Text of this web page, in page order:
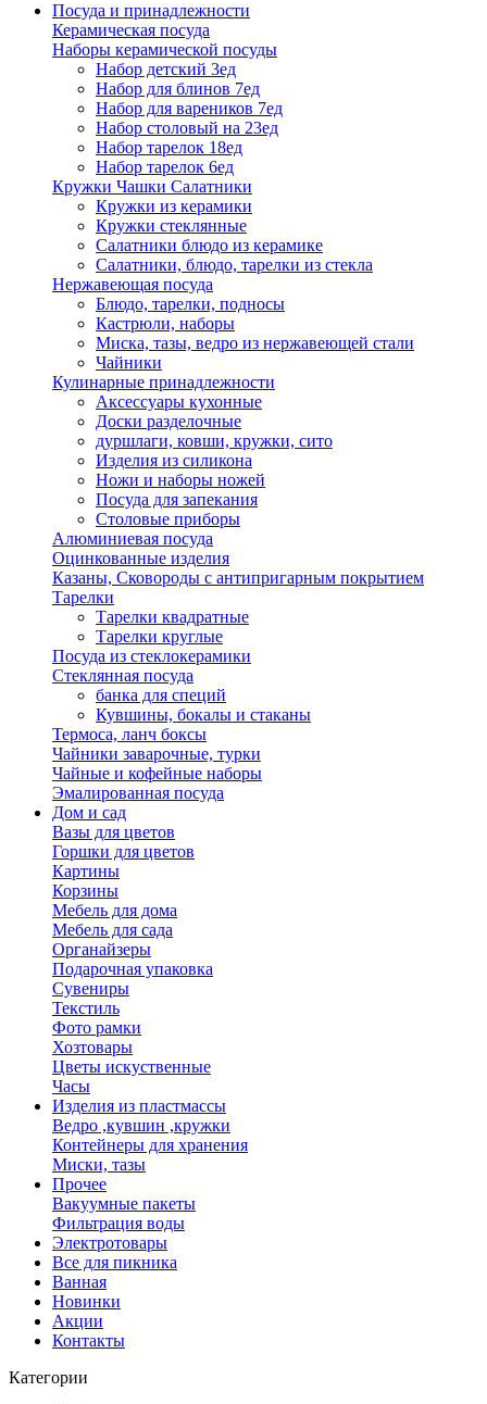
Посуда и принадлежности
Керамическая посуда
Наборы керамической посуды
Набор детский 3ед
Набор для блинов 7ед
Набор для вареников 7ед
Набор столовый на 23ед
Набор тарелок 18ед
Набор тарелок 6ед
Кружки Чашки Салатники
Кружки из керамики
Кружки стеклянные
Салатники блюдо из керамике
Салатники, блюдо, тарелки из стекла
Нержавеющая посуда
Блюдо, тарелки, подносы
Кастрюли, наборы
Миска, тазы, ведро из нержавеющей стали
Чайники
Кулинарные принадлежности
Аксессуары кухонные
Доски разделочные
дуршлаги, ковши, кружки, сито
Изделия из силикона
Ножи и наборы ножей
Посуда для запекания
Столовые приборы
Алюминиевая посуда
Оцинкованные изделия
Казаны, Сковороды с антипригарным покрытием
Тарелки
Тарелки квадратные
Тарелки круглые
Посуда из стеклокерамики
Стеклянная посуда
банка для специй
Кувшины, бокалы и стаканы
Термоса, ланч боксы
Чайники заварочные, турки
Чайные и кофейные наборы
Эмалированная посуда
Дом и сад
Вазы для цветов
Горшки для цветов
Картины
Корзины
Мебель для дома
Мебель для сада
Органайзеры
Подарочная упаковка
Сувениры
Текстиль
Фото рамки
Хозтовары
Цветы искуственные
Часы
Изделия из пластмассы
Ведро ,кувшин ,кружки
Контейнеры для хранения
Миски, тазы
Прочее
Вакуумные пакеты
Фильтрация воды
Электротовары
Все для пикника
Ванная
Новинки
Акции
Контакты
Категории